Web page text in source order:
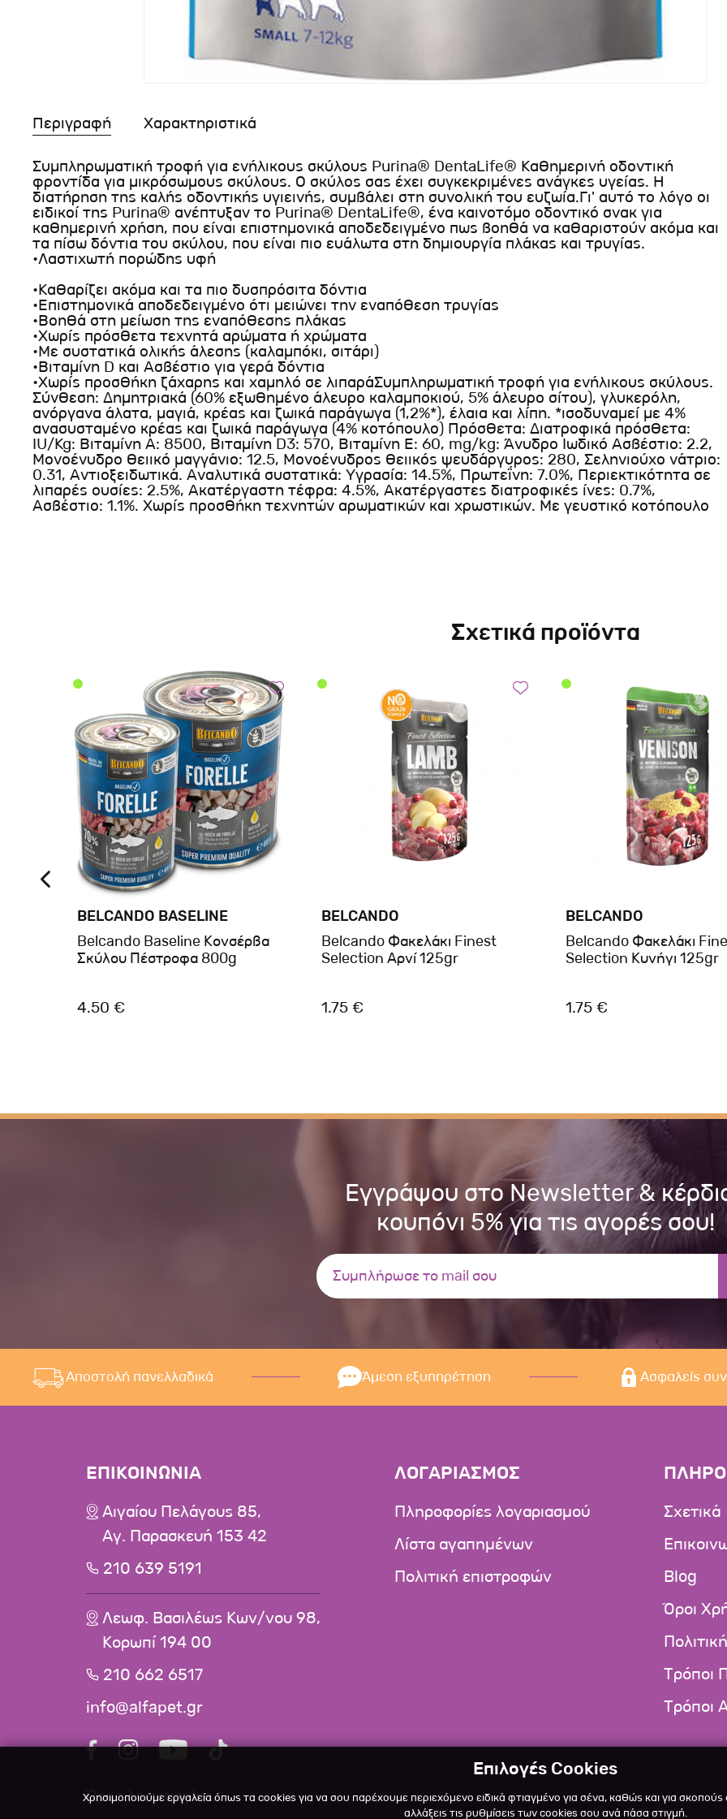
Περιγραφή Χαρακτηριστικά
Συμπληρωματική τροφή για ενήλικους σκύλους Purina® DentaLife® Καθημερινή οδοντική
φροντίδα για μικρόσωμους σκύλους. Ο σκύλος σας έχει συγκεκριμένες ανάγκες υγείας. Η
διατήρηση της καλής οδοντικής υγιεινής, συμβάλει στη συνολική του ευζωία.Γι' αυτό το λόγο οι
ειδικοί της Purina® ανέπτυξαν το Purina® DentaLife®, ένα καινοτόμο οδοντικό σνακ για
καθημερινή χρήση, που είναι επιστημονικά αποδεδειγμένο πως βοηθά να καθαριστούν ακόμα και
τα πίσω δόντια του σκύλου, που είναι πιο ευάλωτα στη δημιουργία πλάκας και τρυγίας.
•Λαστιχωτή πορώδης υφή
•Καθαρίζει ακόμα και τα πιο δυσπρόσιτα δόντια
•Επιστημονικά αποδεδειγμένο ότι μειώνει την εναπόθεση τρυγίας
•Βοηθά στη μείωση της εναπόθεσης πλάκας
•Χωρίς πρόσθετα τεχνητά αρώματα ή χρώματα
•Με συστατικά ολικής άλεσης (καλαμπόκι, σιτάρι)
•Βιταμίνη D και Ασβέστιο για γερά δόντια
•Χωρίς προσθήκη ζάχαρης και χαμηλό σε λιπαράΣυμπληρωματική τροφή για ενήλικους σκύλους.
Σύνθεση: Δημητριακά (60% εξωθημένο άλευρο καλαμποκιού, 5% άλευρο σίτου), γλυκερόλη,
ανόργανα άλατα, μαγιά, κρέας και ζωικά παράγωγα (1,2%*), έλαια και λίπη. *ισοδυναμεί με 4%
ανασυσταμένο κρέας και ζωικά παράγωγα (4% κοτόπουλο) Πρόσθετα: Διατροφικά πρόσθετα:
IU/Kg: Βιταμίνη Α: 8500, Βιταμίνη D3: 570, Βιταμίνη Ε: 60, mg/kg: Άνυδρο Ιωδικό Ασβέστιο: 2.2,
Μονοένυδρο θειικό μαγγάνιο: 12.5, Μονοένυδρος θειικός ψευδάργυρος: 280, Σεληνιούχο νάτριο:
0.31, Αντιοξειδωτικά. Αναλυτικά συστατικά: Υγρασία: 14.5%, Πρωτεΐνη: 7.0%, Περιεκτικότητα σε
λιπαρές ουσίες: 2.5%, Ακατέργαστη τέφρα: 4.5%, Ακατέργαστες διατροφικές ίνες: 0.7%,
Ασβέστιο: 1.1%. Χωρίς προσθήκη τεχνητών αρωματικών και χρωστικών. Με γευστικό κοτόπουλο
Σχετικά προϊόντα
BELCANDO BASELINE
Belcando Baseline Κονσέρβα
Σκύλου Πέστροφα 800g
4.50 €
BELCANDO
Belcando Φακελάκι Finest
Selection Αρνί 125gr
1.75 €
BELCANDO
Belcando Φακελάκι
Selection Κυνήγι 125gr
1.75 €
Εγγράψου στο Newsletter &
κουπόνι 5% για τις αγορές σου!
Αποστολή πανελλαδικά Άμεση εξυπηρέτηση Ασφαλείς
ΕΠΙΚΟΙΝΩΝΙΑ
Αιγαίου Πελάγους 85,
Αγ. Παρασκευή 153 42
210 639 5191
Λεωφ. Βασιλέως Κων/νου 98,
Κορωπί 194 00
210 662 6517
info@alfapet.gr
Ώρες λειτουργίας
ΛΟΓΑΡΙΑΣΜΟΣ
Πληροφορίες λογαριασμού
Λίστα αγαπημένων
Πολιτική επιστροφών
Σχετικά
Blog
Όροι
Τρόποι
Τρόποι
Επιλογές Cookies
Χρησιμοποιούμε εργαλεία όπως τα cookies για να σου παρέχουμε περιεχόμενο ειδικά φτιαγμένο για σένα, καθώς και για
αλλάξεις τις ρυθμίσεις των cookies σου ανά πάσα στιγμή.